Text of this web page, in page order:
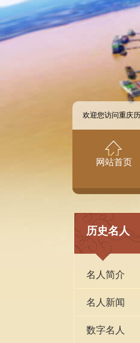
欢迎您访问重庆
网站首页
历史名人
名人简介
名人新闻
数字名人